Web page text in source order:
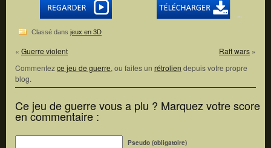
Classé dans jeux en 3D
« Guerre violent Raft wars »
Commentezce jeu de guerre, ou faites un rétrolien depuis votre propre
blog.
Ce jeu de guerre vous a plu ? Marquez votre score
en commentaire :
Pseudo (obligatoire)